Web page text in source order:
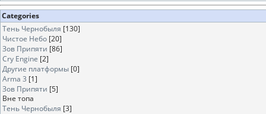
Categories
Тень Чернобыля [130]
Чистое Небо [20]
Зов Припяти [86]
Cry Engine [2]
Другие платформы [0]
Arma 3 [1]
Зов Припяти [5]
Вне топа
Тень Чернобыля [3]